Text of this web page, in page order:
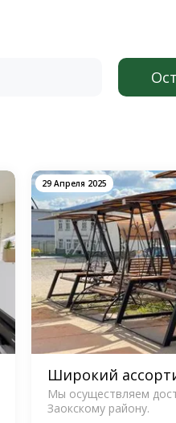
29 Апреля 2025
Широкий
Мы осуществляем
Заокскому району.